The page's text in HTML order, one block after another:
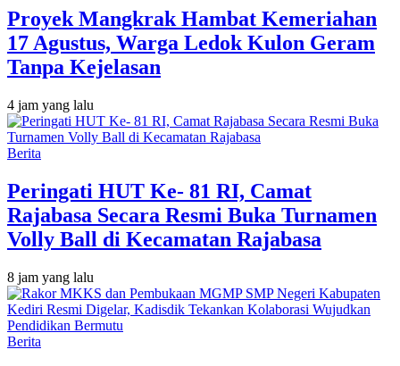
‎Proyek Mangkrak Hambat Kemeriahan
17 Agustus, Warga Ledok Kulon Geram
Tanpa Kejelasan
4 jam yang lalu
Berita
Peringati HUT Ke- 81 RI, Camat
Rajabasa Secara Resmi Buka Turnamen
Volly Ball di Kecamatan Rajabasa
8 jam yang lalu
Berita